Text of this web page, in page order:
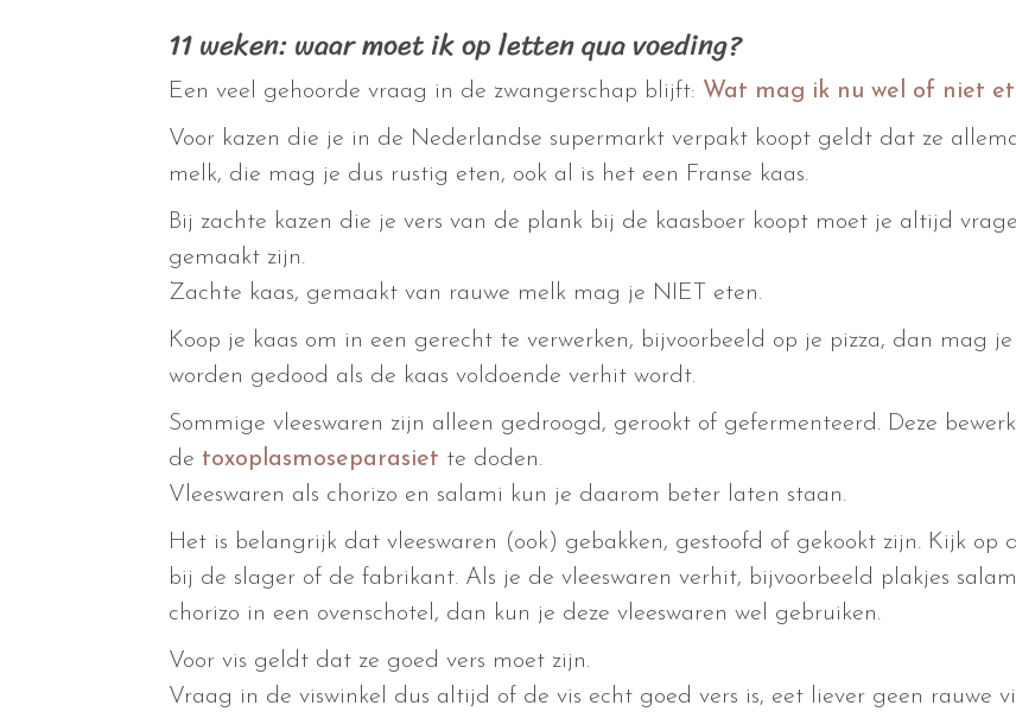
11 weken: waar moet ik op letten qua voeding?
Een veel gehoorde vraag in de zwangerschap blijft: Wat mag ik nu wel of niet
Voor kazen die je in de Nederlandse supermarkt verpakt koopt geldt dat ze
melk, die mag je dus rustig eten, ook al is het een Franse kaas.
Bij zachte kazen die je vers van de plank bij de kaasboer koopt moet je altijd
gemaakt zijn.
Zachte kaas, gemaakt van rauwe melk mag je NIET eten.
Koop je kaas om in een gerecht te verwerken, bijvoorbeeld op je pizza, dan mag
worden gedood als de kaas voldoende verhit wordt.
Sommige vleeswaren zijn alleen gedroogd, gerookt of gefermenteerd. Deze
de toxoplasmoseparasiet te doden.
Vleeswaren als chorizo en salami kun je daarom beter laten staan.
Het is belangrijk dat vleeswaren (ook) gebakken, gestoofd of gekookt zijn. Kijk
bij de slager of de fabrikant. Als je de vleeswaren verhit, bijvoorbeeld plakjes
chorizo in een ovenschotel, dan kun je deze vleeswaren wel gebruiken.
Voor vis geldt dat ze goed vers moet zijn.
Vraag in de viswinkel dus altijd of de vis echt goed vers is, eet liever geen rauwe